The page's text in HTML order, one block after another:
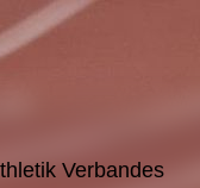
Verbandes